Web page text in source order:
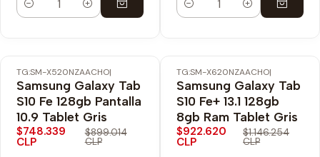
Cantidad Cantidad
-17% OFF
Envío Gratis
TG:SM-X520NZAACHO|
Samsung Galaxy Tab
S10 Fe 128gb Pantalla
10.9 Tablet Gris
$748.339
CLP
$899.014
CLP
-20% OFF
Envío Gratis
TG:SM-X620NZAACHO|
Samsung Galaxy Tab
S10 Fe+ 13.1 128gb
8gb Ram Tablet Gris
$922.620
CLP
$1.146.254
CLP